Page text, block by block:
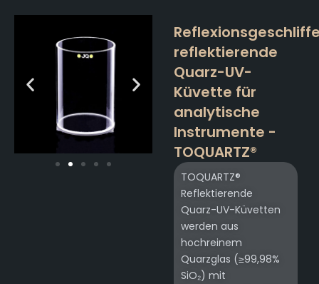
reflektierende
Quarz-UV-
Küvette für
analytische
Instrumente -
TOQUARTZ®
TOQUARTZ®
Reflektierende
Quarz-UV-Küvetten
werden aus
hochreinem
Quarzglas (≥99,98%
SiO₂) mit